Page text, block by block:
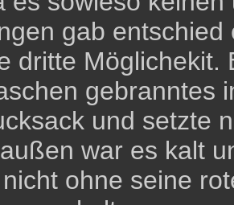
gab
dritte Möglichekit.
gebranntes
und setzte
war es kalt
ohne seine